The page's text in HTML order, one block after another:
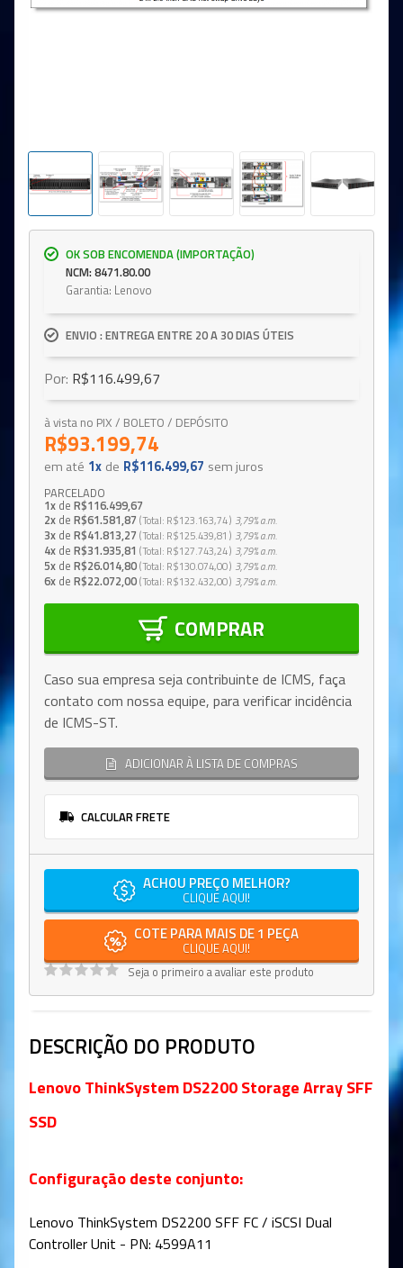
OK SOB ENCOMENDA (IMPORTAÇÃO)
NCM: 8471.80.00
Garantia: Lenovo
ENVIO : ENTREGA ENTRE 20 A 30 DIAS ÚTEIS
Por: R$116.499,67
à vista no PIX / BOLETO / DEPÓSITO
R$93.199,74
em até 1x de R$116.499,67 sem juros
PARCELADO
1x de R$116.499,67
2x de R$61.581,87 Total R$123.163,74 3,79%a.m.
3x de R$41.813,27 Total R$125.439,81 3,79%a.m.
4x de R$31.935,81 Total R$127.743,24 3,79%a.m.
5x de R$26.014,80 Total R$130.074,00 3,79%a.m.
6x de R$22.072,00 Total R$132.432,00 3,79%a.m.
COMPRAR
Caso sua empresa seja contribuinte de ICMS, faça
contato com nossa equipe, para verificar incidência
de ICMS-ST.
ADICIONAR À LISTA DE COMPRAS
CALCULAR FRETE
ACHOU PREÇO MELHOR?
CLIQUE AQUI!
COTE PARA MAIS DE 1 PEÇA
CLIQUE AQUI!
Seja o primeiro a avaliar este produto
DESCRIÇÃO DO PRODUTO
Lenovo ThinkSystem DS2200 Storage Array SFF
SSD
Configuração deste conjunto:
Lenovo ThinkSystem DS2200 SFF FC / iSCSI Dual
Controller Unit - PN: 4599A11